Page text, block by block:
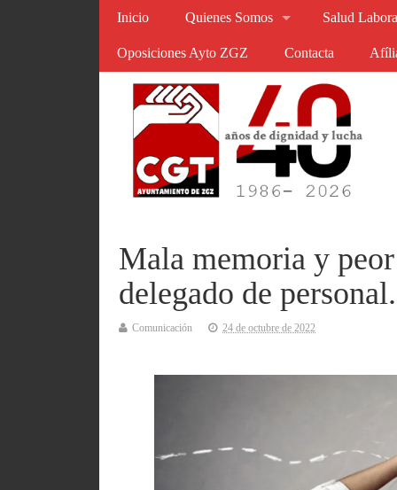
Inicio Quienes Somos Salud
Oposiciones Ayto ZGZ Contacta
Mala memoria y
delegado de personal.
Comunicación 24 de octubre de 2022